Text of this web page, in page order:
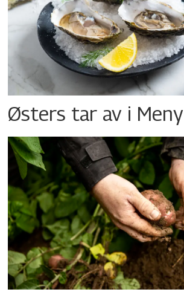
Østers tar av i Meny